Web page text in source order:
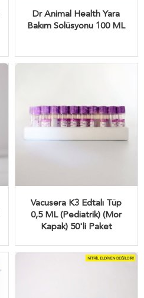
Dr Animal Health Yara
Bakım Solüsyonu 100 ML
Vacusera K3 Edtalı Tüp
0,5 ML (Pediatrik) (Mor
Kapak) 50'li Paket